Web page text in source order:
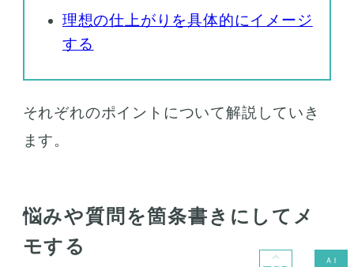
理想の仕上がりを具体的にイメージ
する
それぞれのポイントについて解説していき
ます。
悩みや質問を箇条書きにしてメ
モする